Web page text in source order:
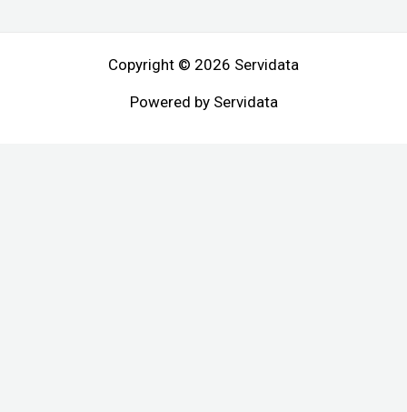
Copyright © 2026 Servidata
Powered by Servidata